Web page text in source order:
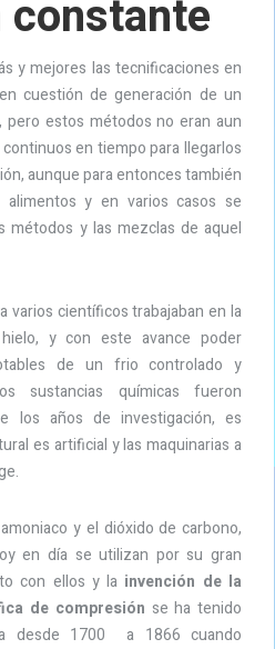
constante
y mejores las tecnificaciones en
cuestión de generación de un
estos métodos no eran aun
en tiempo para llegarlos
aunque para entonces también
alimentos y en varios casos se
métodos y las mezclas de aquel
varios científicos trabajaban en la
y con este avance poder
de un frio controlado y
sustancias químicas fueron
los años de investigación, es
es artificial y las maquinarias a
y el dióxido de carbono,
en día se utilizan por su gran
con ellos y la invención de la
de compresión se ha tenido
desde 1700 a 1866 cuando